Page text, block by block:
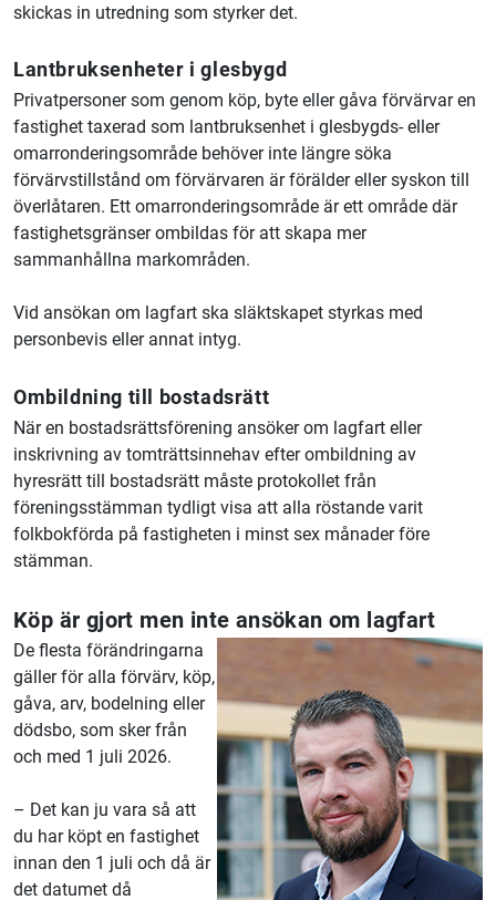
skickas in utredning som styrker det.
Lantbruksenheter i glesbygd
Privatpersoner som genom köp, byte eller gåva förvärvar en
fastighet taxerad som lantbruksenhet i glesbygds- eller
omarronderingsområde behöver inte längre söka
förvärvstillstånd om förvärvaren är förälder eller syskon till
överlåtaren. Ett omarronderingsområde är ett område där
fastighetsgränser ombildas för att skapa mer
sammanhållna markområden.
Vid ansökan om lagfart ska släktskapet styrkas med
personbevis eller annat intyg.
Ombildning till bostadsrätt
När en bostadsrättsförening ansöker om lagfart eller
inskrivning av tomträttsinnehav efter ombildning av
hyresrätt till bostadsrätt måste protokollet från
föreningsstämman tydligt visa att alla röstande varit
folkbokförda på fastigheten i minst sex månader före
stämman.
Köp är gjort men inte ansökan om lagfart
De flesta förändringarna
gäller för alla förvärv, köp,
gåva, arv, bodelning eller
dödsbo, som sker från
och med 1 juli 2026.
– Det kan ju vara så att
du har köpt en fastighet
innan den 1 juli och då är
det datumet då